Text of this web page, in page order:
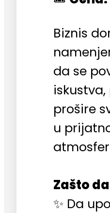
Biznis
da se
prošire
u
Zašto
✨ Da